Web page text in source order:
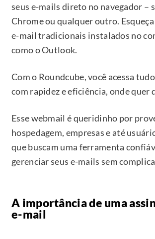
seus e-mails direto no navegador –
Chrome ou qualquer outro.
e-mail tradicionais instalados no
como o Outlook.
Com o Roundcube, você acessa
com rapidez e eficiência, onde quer
Esse webmail é queridinho por
hospedagem, empresas e até
que buscam uma ferramenta
gerenciar seus e-mails sem
A importância de uma
e-mail